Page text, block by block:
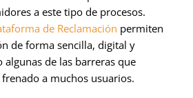
a este tipo de procesos.
de Reclamación permiten
de forma sencilla, digital y
de las barreras que
a muchos usuarios.